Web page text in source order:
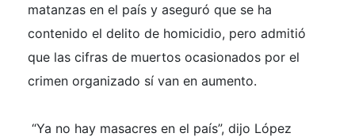
matanzas en el país y aseguró que se ha
contenido el delito de homicidio, pero admitió
que las cifras de muertos ocasionados por el
crimen organizado sí van en aumento.
“Ya no hay masacres en el país”, dijo López